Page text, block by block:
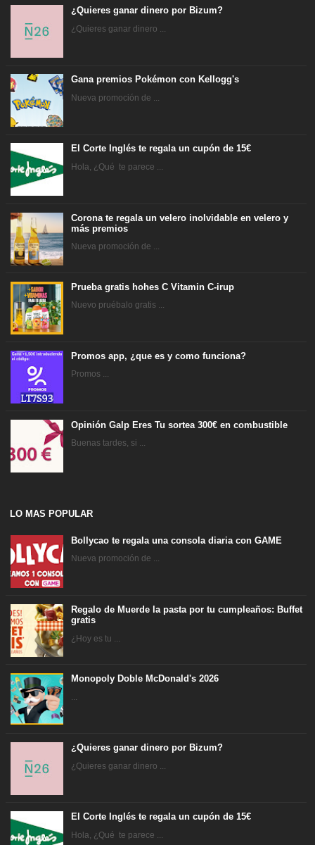
¿Quieres ganar dinero por Bizum?
¿Quieres ganar dinero ...
Gana premios Pokémon con Kellogg's
Nueva promoción de ...
El Corte Inglés te regala un cupón de 15€
Hola, ¿Qué te parece ...
Corona te regala un velero inolvidable en velero y
más premios
Nueva promoción de ...
Prueba gratis hohes C Vitamin C-irup
Nuevo pruébalo gratis ...
Promos app, ¿que es y como funciona?
Promos ...
Opinión Galp Eres Tu sortea 300€ en combustible
Buenas tardes, si ...
LO MAS POPULAR
Bollycao te regala una consola diaria con GAME
Nueva promoción de ...
Regalo de Muerde la pasta por tu cumpleaños: Buffet
gratis
¿Hoy es tu ...
Monopoly Doble McDonald's 2026
¿Quieres ganar dinero por Bizum?
¿Quieres ganar dinero ...
El Corte Inglés te regala un cupón de 15€
Hola, ¿Qué te parece ...